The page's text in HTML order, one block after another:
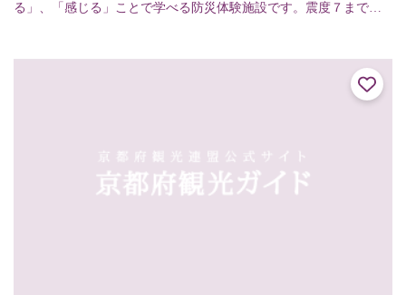
る」、「感じる」ことで学べる防災体験施設です。震度７までの
ぶ「地震体験室」、大...